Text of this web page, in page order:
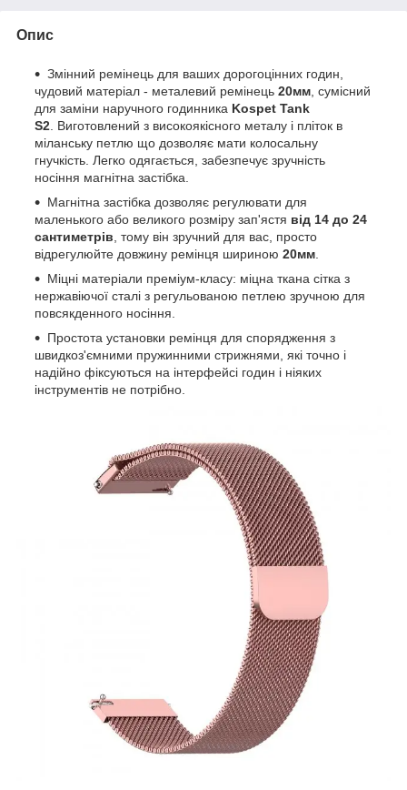
Опис
Змінний ремінець для ваших дорогоцінних годин,
чудовий матеріал - металевий ремінець 20мм , сумісний
для заміни наручного годинника Kospet Tank
S2 . Виготовлений з високоякісного металу і пліток в
міланську петлю що дозволяє мати колосальну
гнучкість. Легко одягається, забезпечує зручність
носіння магнітна застібка.
Магнітна застібка дозволяє регулювати для
маленького або великого розміру зап'ястя від 14 до 24
сантиметрів , тому він зручний для вас, просто
відрегулюйте довжину ремінця шириною 20мм
Міцні матеріали преміум-класу: міцна ткана сітка з
нержавіючої сталі з регульованою петлею зручною для
повсякденного носіння.
Простота установки ремінця для спорядження з
швидкоз'ємними пружинними стрижнями, які точно і
надійно фіксуються на інтерфейсі годин і ніяких
інструментів не потрібно.